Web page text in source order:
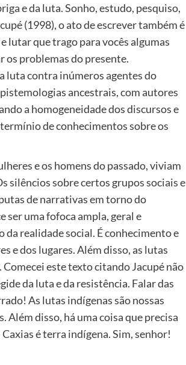
e da luta. Sonho, estudo, pesquiso,
(1998), o ato de escrever também é
lutar que trago para vocês algumas
os problemas do presente.
luta contra inúmeros agentes do
ancestrais, com autores
a homogeneidade dos discursos e
de conhecimentos sobre os
e os homens do passado, viviam
silêncios sobre certos grupos sociais e
de narrativas em torno do
ser uma fofoca ampla, geral e
realidade social. É conhecimento e
e dos lugares. Além disso, as lutas
este texto citando Jacupé não
da luta e da resistência. Falar das
As lutas indígenas são nossas
disso, há uma coisa que precisa
é terra indígena. Sim, senhor!